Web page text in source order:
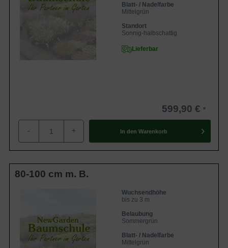
Blatt- / Nadelfarbe
Mittelgrün
Standort
Sonnig-halbschattig
Lieferbar
599,90 €
- + In den Warenkorb
80-100 cm m. B.
Wuchsendhöhe
bis zu 3 m
Belaubung
Sommergrün
Blatt- / Nadelfarbe
Mittelgrün